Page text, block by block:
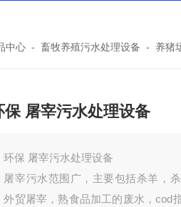
中心 -畜牧养殖污水处理设备 - 养猪
保 屠宰污水处理设备
环保 屠宰污水处理设备
屠宰污水范围广，主要包括杀羊，
外贸屠宰，熟食品加工的废水，cod